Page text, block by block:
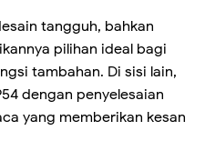
tangguh, bahkan
pilihan ideal bagi
tambahan. Di sisi lain,
dengan penyelesaian
yang memberikan kesan